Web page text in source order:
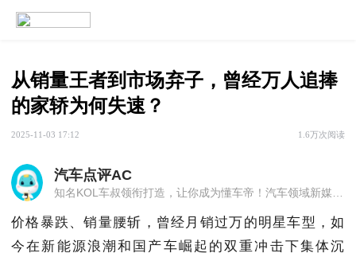
从销量王者到市场弃子，曾经万人追捧
的家轿为何失速？
2025-11-03 17:12 1.6万次阅读
汽车点评AC
知名KOL车叔领衔打造，让你成为懂车帝！汽车领域新媒体代表，分享汽车知识，购车秘籍，选购技巧，行业**，热点事件。精选内容，独到观点，深度评论！
价格暴跌、销量腰斩，曾经月销过万的明星车型，如
今在新能源浪潮和国产车崛起的双重冲击下集体沉